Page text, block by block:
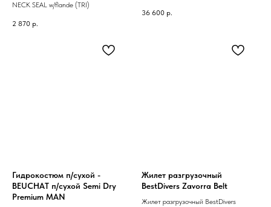
NECK SEAL w/flande (TRI)
2 870 р.
36 600 р.
Гидрокостюм п/сухой -
BEUCHAT п/сухой Semi Dry
Premium MAN
Жилет разгрузочный
BestDivers Zavorra Belt
Жилет разгрузочный BestDivers